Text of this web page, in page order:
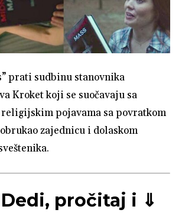
prati sudbinu stanovnika
Kroket koji se suočavaju sa
pojavama sa povratkom
zajednicu i dolaskom
pročitaj i ⇓